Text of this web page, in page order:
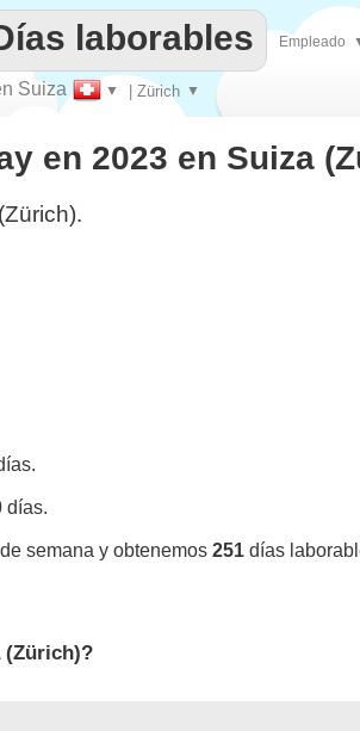
que
Suiza ▼ | Zürich ▼
laborables Empleado
en 2023 en Suiza
días.
semana y obtenemos 251 días
(Zürich)?